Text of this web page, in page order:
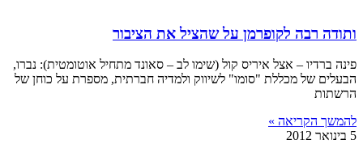
ותודה רבה לקופרמן על שהציל את הציבור
פינה ברדיו – אצל איריס קול (שימו לב – סאונד מתחיל אוטומטית): נברו,
הבעלים של מכללת "סומו" לשיווק ולמדיה חברתית, מספרת על כוחן של
הרשתות
להמשך הקריאה »
5 בינואר 2012